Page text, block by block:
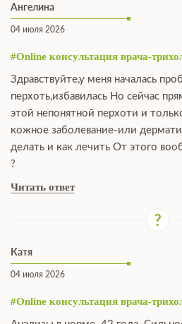
Ангелина
04 июля 2026
#Online консультация врача-
Здравствуйте,у меня началась
перхоть,избавилась Но сейчас
этой непонятной перхоти и
кожное заболевание-или
делать и как лечить От этого
?
Читать ответ
Катя
04 июля 2026
#Online консультация врача-